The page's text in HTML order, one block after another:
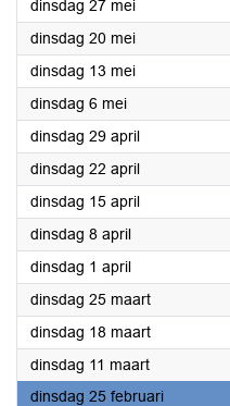
dinsdag 27 mei2025
dinsdag 20 mei2025
dinsdag 13 mei2025
dinsdag 6 mei2025
dinsdag 29 april2025
dinsdag 22 april2025
dinsdag 15 april2025
dinsdag 8 april2025
dinsdag 1 april2025
dinsdag 25 maart2025
dinsdag 18 maart2025
dinsdag 11 maart2025
dinsdag 25 februari2025